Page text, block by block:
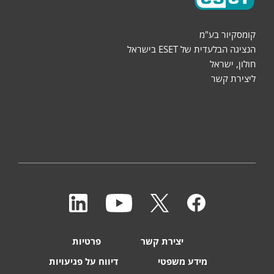
קומסקיור בע"מ
הנציגה הבלעדית של ESET בישראל
חולון, ישראל
ליצירת קשר
יצירת קשר
פרטיות
מידע משפטי
דיווח על פגיעויות